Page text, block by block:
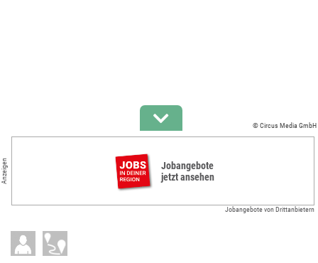
© Circus Media GmbH
Anzeigen
Jobangebote
jetzt ansehen
Jobangebote von Drittanbietern